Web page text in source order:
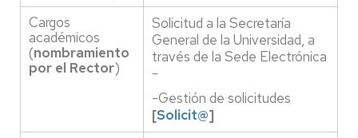
Cargos
académicos
(nombramiento
por el Rector)
Solicitud a la Secretaría
General de la Universidad, a
través de la Sede Electrónica
-
-Gestión de solicitudes
[Solicit@]